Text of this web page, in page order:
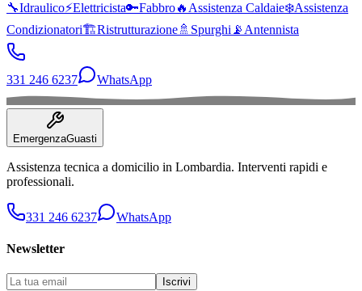
🔧Idraulico⚡Elettricista🔑Fabbro🔥 Assistenza Caldaie❄️Assistenza
Condizionatori🏗️Ristrutturazione🚿 Spurghi 📡 Antennista
331 246 6237 WhatsApp
EmergenzaGuasti
Assistenza tecnica a domicilio in Lombardia. Interventi rapidi e
professionali.
331 246 6237 WhatsApp
Newsletter
Iscrivi